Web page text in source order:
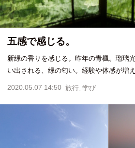
五感で感じる。
新緑の香りを感じる。昨年の青楓。瑠璃
い出される、緑の匂い。経験や体感が増
2020.05.07 14:50 旅行 学び